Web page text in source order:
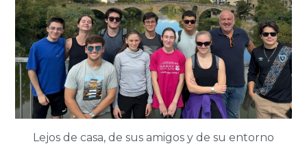
Lejos de casa, de sus amigos y de su entorno